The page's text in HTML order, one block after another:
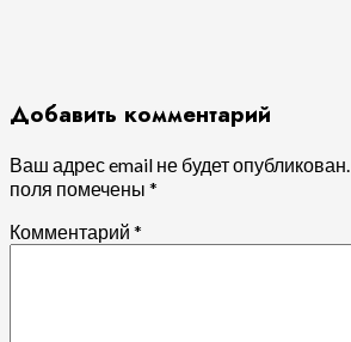
Добавить комментарий
Ваш адрес email не будет опубликован.
поля помечены *
Комментарий *